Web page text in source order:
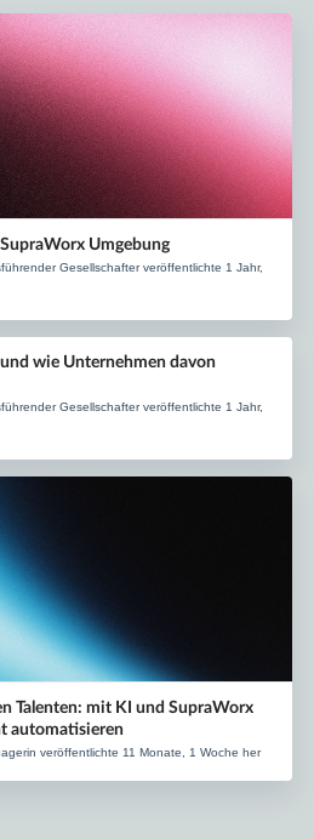
Umgebung
Gesellschafter veröffentlichte 1 Jahr,
wie Unternehmen davon
Gesellschafter veröffentlichte 1 Jahr,
Talenten: mit KI und SupraWorx
automatisieren
veröffentlichte 11 Monate, 1 Woche her